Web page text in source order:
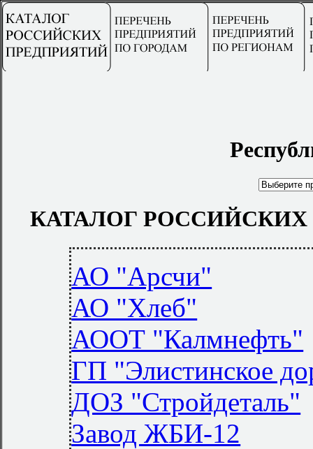
КАТАЛОГ
АО "Арсчи"
АО "Хлеб"
АООТ "Калмнефть"
ГП "Элистинское
ДОЗ "Стройдеталь"
Завод ЖБИ-12